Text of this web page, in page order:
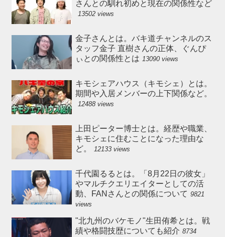
さんとの馴れ初めと現在の関係性など
13502 views
金子さんとは。バキ道チャンネルのス
タッフ金子 直樹さんの正体、ぐんぴ
ぃとの関係性とは 13090 views
キモシェアハウス（キモシェ）とは。
期間や入居メンバーの上下関係など。
12488 views
上田ピーター博士とは。経歴や職業、
キモシェに住むことになった理由な
ど。
12133 views
千代園るるとは。「8月22日の彼女」
やマルチクエリエイターとしての活
動、FANさんとの関係について 9821
views
"北九州のバケモノ"生田侑希とは。戦
績や格闘技歴についても紹介 8734